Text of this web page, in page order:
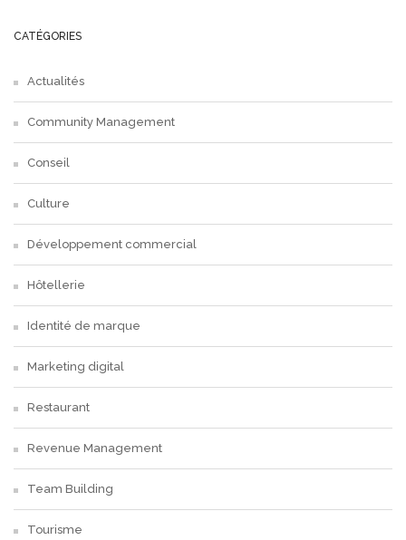
CATÉGORIES
Actualités
Community Management
Conseil
Culture
Développement commercial
Hôtellerie
Identité de marque
Marketing digital
Restaurant
Revenue Management
Team Building
Tourisme